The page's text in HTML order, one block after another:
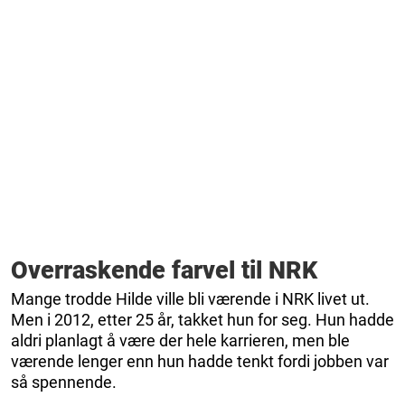
Overraskende farvel til NRK
Mange trodde Hilde ville bli værende i NRK livet ut.
Men i 2012, etter 25 år, takket hun for seg. Hun hadde
aldri planlagt å være der hele karrieren, men ble
værende lenger enn hun hadde tenkt fordi jobben var
så spennende.